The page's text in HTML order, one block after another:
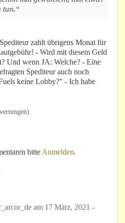
tun.“
zahlt übrigens Monat für
- Wird mit diesem Geld
Und wenn JA: Welche? - Eine
Spediteur auch noch
keine Lobby?" - Ich habe
bitte Anmelden.
am 17 März, 2021 -